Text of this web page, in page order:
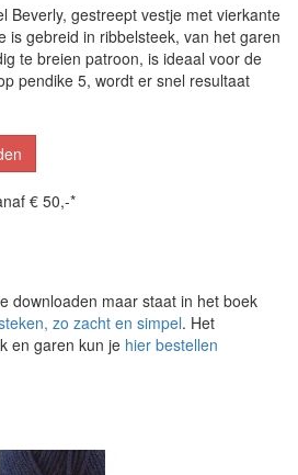
Beverly, gestreept vestje met vierkante
is gebreid in ribbelsteek, van het garen
te breien patroon, is ideaal voor de
pendike 5, wordt er snel resultaat
€ 50,-*
downloaden maar staat in het boek
zo zacht en simpel. Het
en garen kun je hier bestellen